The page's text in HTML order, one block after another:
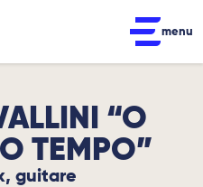
menu
“O
TEMPO”
guitare